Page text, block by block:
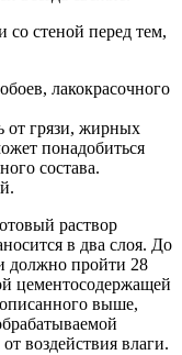
со стеной перед тем,
лакокрасочного
от грязи, жирных
понадобиться
состава.
раствор
в два слоя. До
должно пройти 28
цементосодержащей
выше,
воздействия влаги.